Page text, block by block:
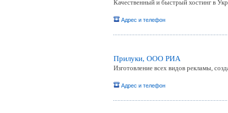
Качественный и быстрый хостинг в
Адрес и телефон
Прилуки, ООО РИА
Изготовление всех видов рекламы,
Адрес и телефон